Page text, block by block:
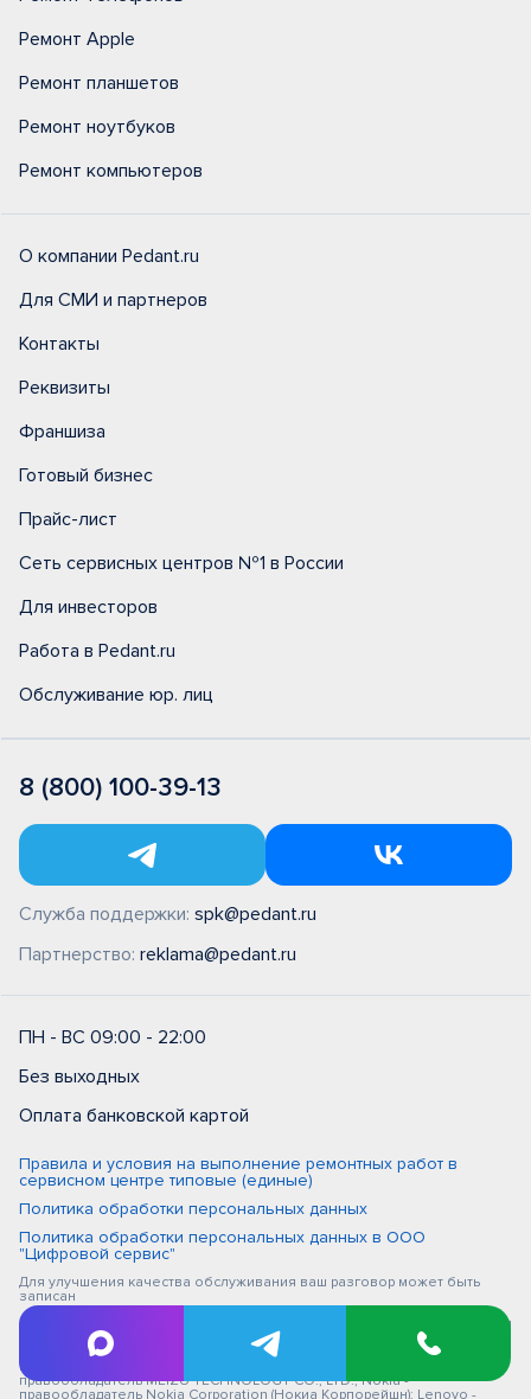
Ремонт Apple
Ремонт планшетов
Ремонт ноутбуков
Ремонт компьютеров
О компании Pedant.ru
Для СМИ и партнеров
Контакты
Реквизиты
Франшиза
Готовый бизнес
Прайс-лист
Сеть сервисных центров №1 в России
Для инвесторов
Работа в Pedant.ru
Обслуживание юр. лиц
8 (800) 100-39-13
Служба поддержки: spk@pedant.ru
Партнерство: reklama@pedant.ru
ПН - ВС 09:00 - 22:00
Без выходных
Оплата банковской картой
Правила и условия на выполнение ремонтных работ в
сервисном центре типовые (единые)
Политика обработки персональных данных
Политика обработки персональных данных в ООО
"Цифровой сервис"
Для улучшения качества обслуживания ваш разговор может быть
записан
iPhone, Macbook, iPad - правообладатель Apple Inc. (Эпл Инк.); Huawei и
Honor - правообладатель HUAWEI TECHNOLOGIES CO., LTD. (ХУАВЕЙ
ТЕКНОЛОДЖИС КО., ЛТД.); Samsung – правообладатель Samsung
Electronics Co. Ltd. (Самсунг Электроникс Ко., Лтд.); MEIZU -
правообладатель MEIZU TECHNOLOGY CO., LTD.; Nokia -
правообладатель Nokia Corporation (Нокиа Корпорейшн); Lenovo -